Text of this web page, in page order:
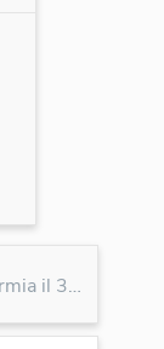
(risparmia il 30%)